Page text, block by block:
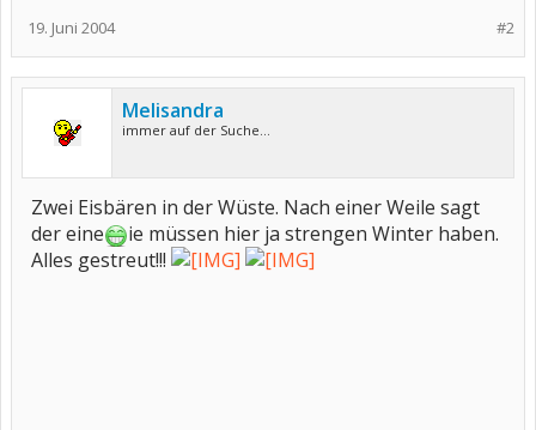
#2
19. Juni 2004
Melisandra
immer auf der Suche...
Zwei Eisbären in der Wüste. Nach einer Weile sagt
der eine
ie müssen hier ja strengen Winter haben.
Alles gestreut!!!